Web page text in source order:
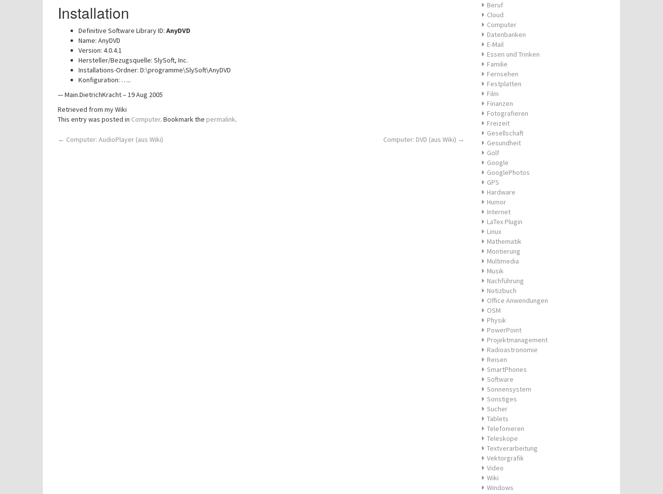
Installation
Definitive Software Library ID: AnyDVD
Name: AnyDVD
Version: 4.0.4.1
Hersteller/Bezugsquelle: SlySoft, Inc.
Installations-Ordner: D:\programme\SlySoft\AnyDVD
Konfiguration: …..
— Main.DietrichKracht – 19 Aug 2005
Retrieved from my Wiki
This entry was posted in Computer. Bookmark the permalink.
Post
← Computer: AudioPlayer (aus Wiki) Computer: DVD (aus Wiki) →
Beruf
Cloud
Computer
Datenbanken
E-Mail
Essen und Trinken
Familie
Fernsehen
Festplatten
Film
Finanzen
Fotografieren
Freizeit
Gesellschaft
Gesundheit
Golf
Google
GooglePhotos
GPS
Hardware
Humor
Internet
LaTex Plugin
Linux
Mathematik
Montierung
Multimedia
Musik
Nachführung
Notizbuch
Office Anwendungen
OSM
Physik
PowerPoint
Projektmanagement
Radioastronomie
Reisen
SmartPhones
Software
Sonnensystem
Sonstiges
Sucher
Tablets
Telefonieren
Teleskope
Textverarbeitung
Vektorgrafik
Video
Wiki
Windows